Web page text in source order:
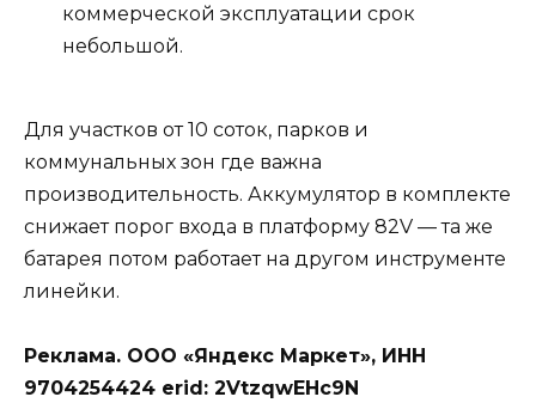
коммерческой эксплуатации срок
небольшой.
Для участков от 10 соток, парков и
коммунальных зон где важна
производительность. Аккумулятор в комплекте
снижает порог входа в платформу 82V — та же
батарея потом работает на другом инструменте
линейки.
Реклама. ООО «Яндекс Маркет», ИНН
9704254424 erid: 2VtzqwEHc9N